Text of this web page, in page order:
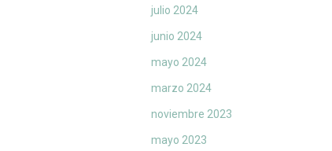
julio 2024
junio 2024
mayo 2024
marzo 2024
noviembre 2023
mayo 2023